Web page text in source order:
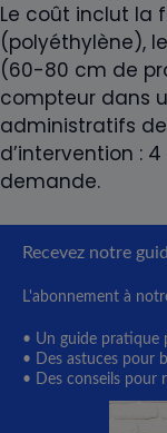
Le coût inclut la
(polyéthylène),
(60-80 cm de
compteur dans
administratifs
d’intervention :
demande.